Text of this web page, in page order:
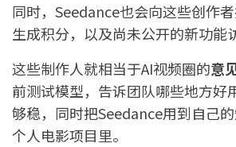
同时，Seedance也会向这些创作
生成积分，以及尚未公开的新功能
这些制作人就相当于AI视频圈的意
前测试模型，告诉团队哪些地方好
够稳，同时把Seedance用到自己
个人电影项目里。